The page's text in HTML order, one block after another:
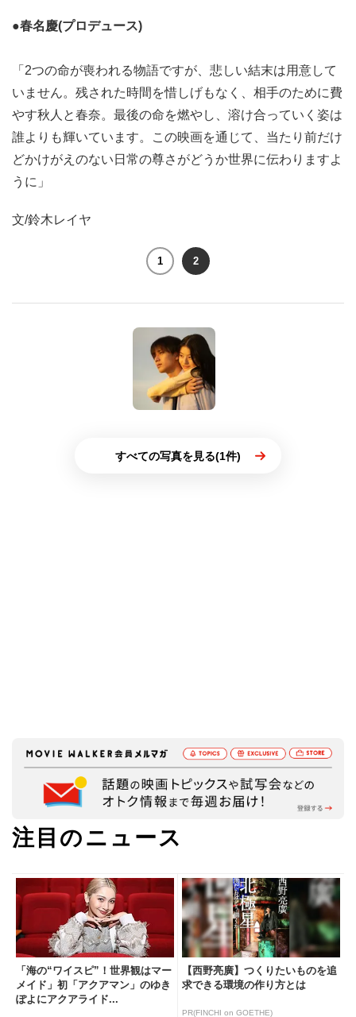
●春名慶(プロデュース)
「2つの命が喪われる物語ですが、悲しい結末は用意して
いません。残された時間を惜しげもなく、相手のために費
やす秋人と春奈。最後の命を燃やし、溶け合っていく姿は
誰よりも輝いています。この映画を通じて、当たり前だけ
どかけがえのない日常の尊さがどうか世界に伝わりますよ
うに」
文/鈴木レイヤ
1 2
すべての写真を見る(1件)
注目のニュース
「海の“ワイスピ”！世界観はマー
メイド」初「アクアマン」のゆき
ぽよにアクアライド...
【西野亮廣】つくりたいものを追
求できる環境の作り方とは
PR(FINCHI on GOETHE)